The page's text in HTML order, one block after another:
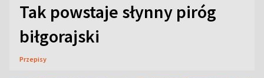
Tak powstaje słynny piróg
biłgorajski
Przepisy